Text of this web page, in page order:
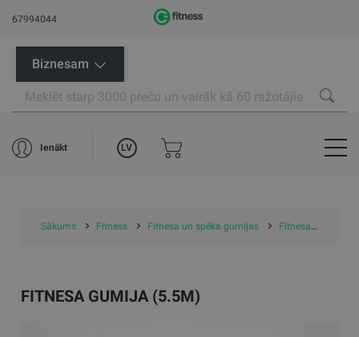
67994044
Biznesam
Ienākt LV
Sākums Fitness Fitnesa un spēka gumijas Fitnesa gumija (5.5m)
FITNESA GUMIJA (5.5M)